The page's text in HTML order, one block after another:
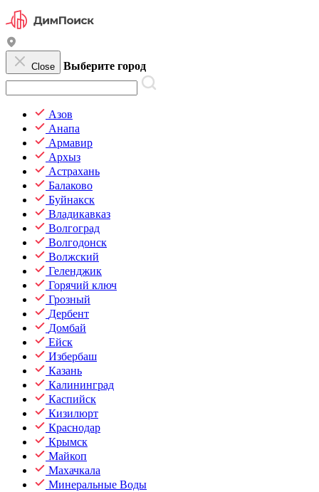
Close Выберите город
Азов
Анапа
Армавир
Архыз
Астрахань
Балаково
Буйнакск
Владикавказ
Волгоград
Волгодонск
Волжский
Геленджик
Горячий ключ
Грозный
Дербент
Домбай
Ейск
Избербаш
Казань
Калининград
Каспийск
Кизилюрт
Краснодар
Крымск
Майкоп
Махачкала
Минеральные Воды